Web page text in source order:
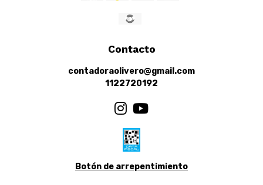
Contacto
contadoraolivero@gmail.com
1122720192
Botón de arrepentimiento